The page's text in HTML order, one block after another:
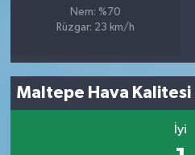
Nem: %70
Rüzgar: 23 km/h
Maltepe Hava Kalitesi
İyi